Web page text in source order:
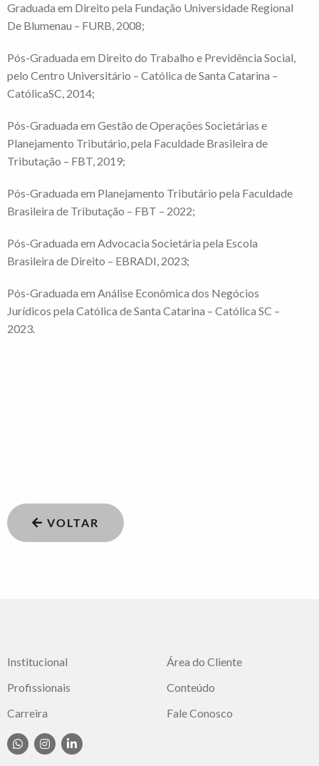
Graduada em Direito pela Fundação Universidade Regional
De Blumenau – FURB, 2008;
Pós-Graduada em Direito do Trabalho e Previdência Social,
pelo Centro Universitário – Católica de Santa Catarina –
CatólicaSC, 2014;
Pós-Graduada em Gestão de Operações Societárias e
Planejamento Tributário, pela Faculdade Brasileira de
Tributação – FBT, 2019;
Pós-Graduada em Planejamento Tributário pela Faculdade
Brasileira de Tributação – FBT – 2022;
Pós-Graduada em Advocacia Societária pela Escola
Brasileira de Direito – EBRADI, 2023;
Pós-Graduada em Análise Econômica dos Negócios
Jurídicos pela Católica de Santa Catarina – Católica SC –
2023.
VOLTAR
Institucional
Profissionais
Carreira
Área do Cliente
Conteúdo
Fale Conosco